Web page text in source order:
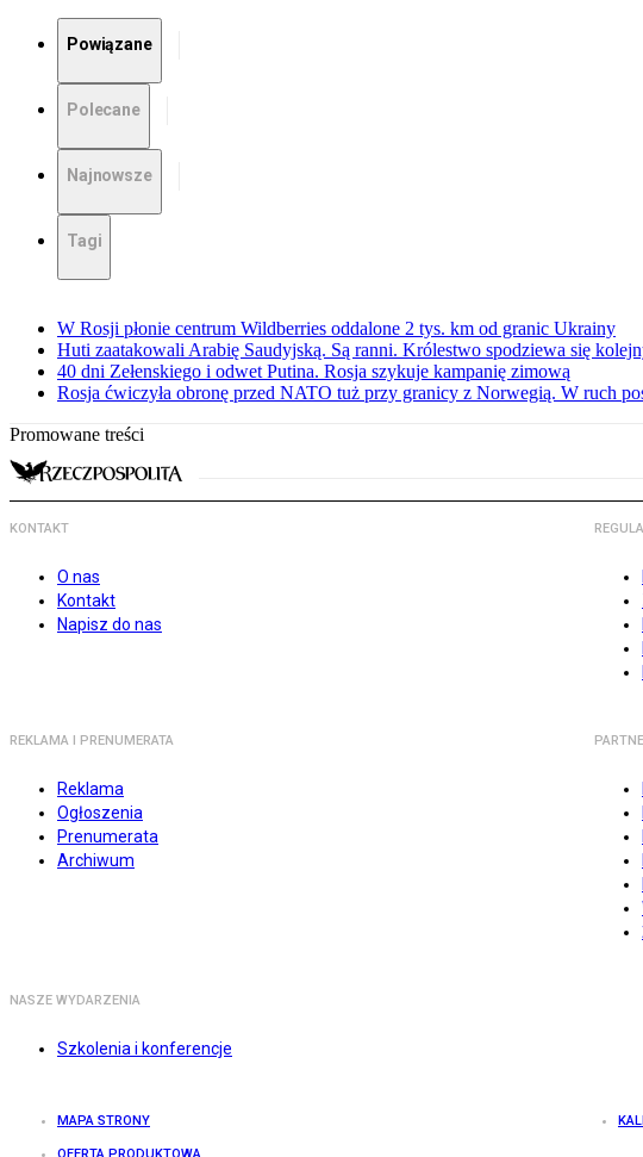
Powiązane
Polecane
Najnowsze
Tagi
W Rosji płonie centrum Wildberries oddalone 2 tys. km od granic Ukrainy
Huti zaatakowali Arabię Saudyjską. Są ranni. Królestwo spodziewa się
40 dni Zełenskiego i odwet Putina. Rosja szykuje kampanię zimową
Rosja ćwiczyła obronę przed NATO tuż przy granicy z Norwegią. W ruch
Promowane treści
KONTAKT
O nas
Kontakt
Napisz do nas
REKLAMA I PRENUMERATA
Reklama
Ogłoszenia
Prenumerata
Archiwum
NASZE WYDARZENIA
Szkolenia i konferencje
MAPA STRONY